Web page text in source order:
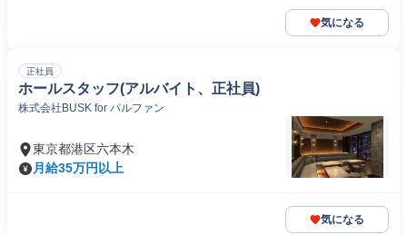
気になる
正社員
ホールスタッフ(アルバイト、正社員)
株式会社BUSK for パルファン
東京都港区六本木
月給35万円以上
気になる